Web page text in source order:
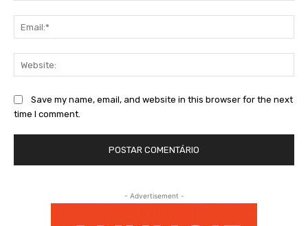
Save my name, email, and website in this browser for the next
time I comment.
- Advertisement -